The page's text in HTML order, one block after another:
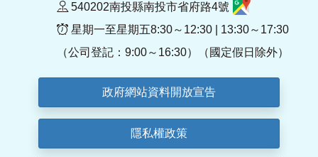
540202南投縣南投市省府路4號
星期一至星期五8:30～12:30 | 13:30～17:30
（公司登記：9:00～16:30）（國定假日除外）
政府網站資料開放宣告
隱私權政策